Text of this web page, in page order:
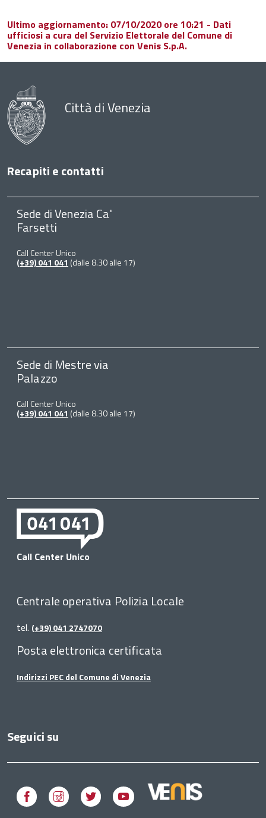
Ultimo aggiornamento: 07/10/2020 ore 10:21 - Dati
ufficiosi a cura del Servizio Elettorale del Comune di
Venezia in collaborazione con Venis S.p.A.
Città di Venezia
Recapiti e contatti
Sede di Venezia Ca'
Farsetti
Call Center Unico
(+39) 041 041 (dalle 8.30 alle 17)
Sede di Mestre via
Palazzo
Call Center Unico
(+39) 041 041 (dalle 8.30 alle 17)
Call Center Unico
Centrale operativa Polizia Locale
tel. (+39) 041 2747070
Posta elettronica certificata
Indirizzi PEC del Comune di Venezia
Seguici su
Facebook Instagram Twitter Youtube